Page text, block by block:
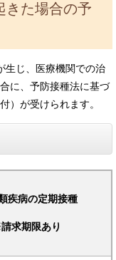
きた場合の予
生じ、医療機関での治
に、予防接種法に基づ
）が受けられます。
疾病の定期接種
求期限あり